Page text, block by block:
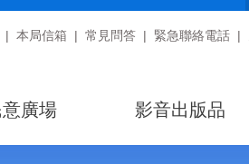
本局信箱 常見問答 緊急聯絡電話
廣場 影音出版品